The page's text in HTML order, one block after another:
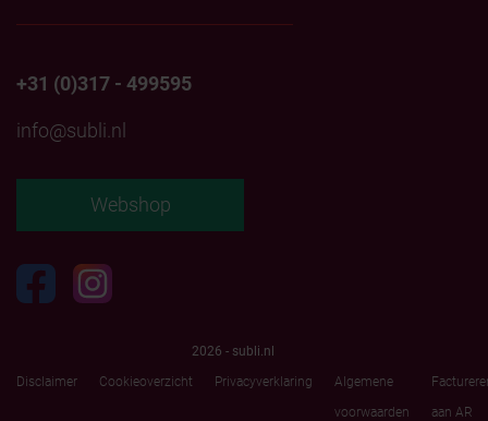
+31 (0)317 - 499595
info@subli.nl
Webshop
2026 - subli.nl
Disclaimer
Cookieoverzicht Privacyverklaring
Algemene
voorwaarden
aan AR